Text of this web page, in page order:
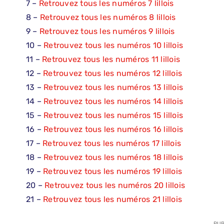
7 – Retrouvez tous les numéros 7 lillois
8 – Retrouvez tous les numéros 8 lillois
9 – Retrouvez tous les numéros 9 lillois
10 – Retrouvez tous les numéros 10 lillois
11 – Retrouvez tous les numéros 11 lillois
12 – Retrouvez tous les numéros 12 lillois
13 – Retrouvez tous les numéros 13 lillois
14 – Retrouvez tous les numéros 14 lillois
15 – Retrouvez tous les numéros 15 lillois
16 – Retrouvez tous les numéros 16 lillois
17 – Retrouvez tous les numéros 17 lillois
18 – Retrouvez tous les numéros 18 lillois
19 – Retrouvez tous les numéros 19 lillois
20 – Retrouvez tous les numéros 20 lillois
21 – Retrouvez tous les numéros 21 lillois